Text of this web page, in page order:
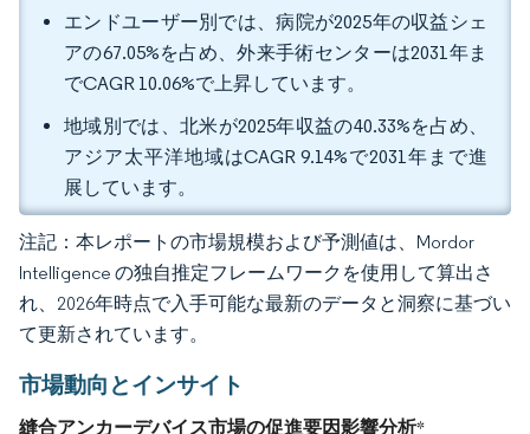
エンドユーザー別では、病院が2025年の収益シェ
アの67.05%を占め、外来手術センターは2031年ま
でCAGR 10.06%で上昇しています。
地域別では、北米が2025年収益の40.33%を占め、
アジア太平洋地域はCAGR 9.14%で2031年まで進
展しています。
注記：本レポートの市場規模および予測値は、Mordor
Intelligence の独自推定フレームワークを使用して算出さ
れ、2026年時点で入手可能な最新のデータと洞察に基づい
て更新されています。
市場動向とインサイト
縫合アンカーデバイス市場の促進要因影響分析*